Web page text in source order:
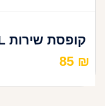
קופסת שירות N-NPL
85 ₪